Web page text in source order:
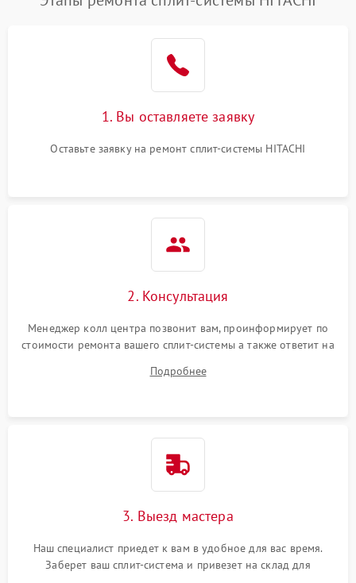
1. Вы оставляете заявку
Оставьте заявку на ремонт сплит-системы HITACHI
2. Консультация
Менеджер колл центра позвонит вам, проинформирует по
стоимости ремонта вашего сплит-системы а также ответит на
Подробнее
3. Выезд мастера
Наш специалист приедет к вам в удобное для вас время.
Заберет ваш сплит-система и привезет на склад для